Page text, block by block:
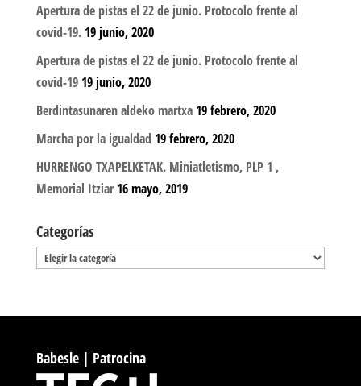
Apertura de pistas el 22 de junio. Protocolo frente al
covid-19. 19 junio, 2020
Apertura de pistas el 22 de junio. Protocolo frente al
covid-19 19 junio, 2020
Berdintasunaren aldeko martxa 19 febrero, 2020
Marcha por la igualdad 19 febrero, 2020
HURRENGO TXAPELKETAK. Miniatletismo, PLP 1 ,
Memorial Itziar 16 mayo, 2019
Categorías
Categorías
Babesle | Patrocina